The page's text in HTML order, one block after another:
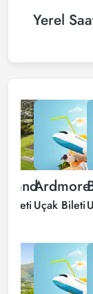
Yerel
BiletiUçak Bileti